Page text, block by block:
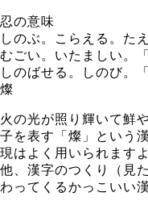
忍の意味
しのぶ。こらえる。た
むごい。いたましい。
しのばせる。しのび。
燦
火の光が照り輝いて鮮
子を表す「燦」という
現はよく用いられます
他、漢字のつくり（見
わってくるかっこいい